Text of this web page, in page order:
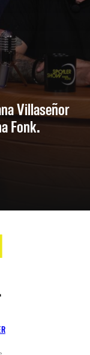
Villaseñor
Fonk.